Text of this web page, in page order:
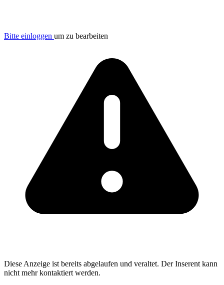
Bitte einloggen um zu bearbeiten
Diese Anzeige ist bereits abgelaufen und veraltet. Der Inserent kann
nicht mehr kontaktiert werden.